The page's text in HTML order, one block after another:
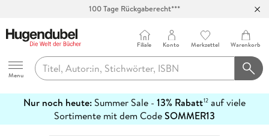
100 Tage Rückgaberecht***
Hugendubel
Menu
Filiale Konto Merkzettel Warenkorb
Nur noch heute: Summer Sale - 13% Rabatt12 auf viele
Sortimente mit dem CodeSOMMER13
erfahren